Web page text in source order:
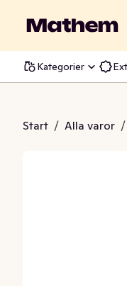
Kategorier
Start / Alla varor /
Original